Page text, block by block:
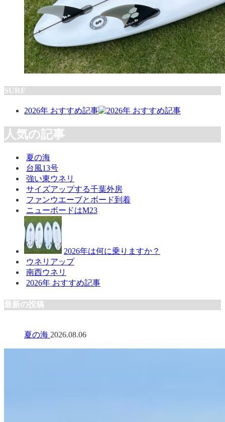
SURF
2026年 おすすめ記事
人気の記事
夏の海
台風13号
強い東ウネリ
サイズアップする千葉外房
ファンウエーブとボード到着
ニューボードはM23
2026年は何に乗りますか？
ウネリアップ
南西ウネリ
2026年 おすすめ記事
最新の投稿
夏の海 2026.08.06